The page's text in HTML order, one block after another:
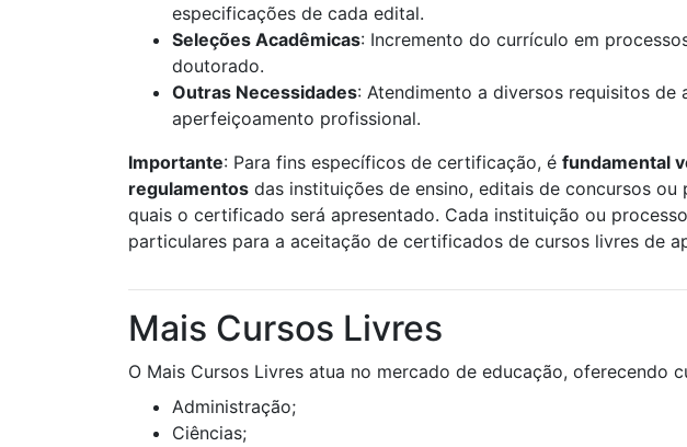
especificações de cada edital.
Seleções Acadêmicas: Incremento do currículo em
doutorado.
Outras Necessidades: Atendimento a diversos requisitos de
aperfeiçoamento profissional.
Importante: Para fins específicos de certificação, é fundamental
regulamentos das instituições de ensino, editais de concursos ou
quais o certificado será apresentado. Cada instituição ou
particulares para a aceitação de certificados de cursos livres de
Mais Cursos Livres
O Mais Cursos Livres atua no mercado de educação, oferecendo
Administração;
Ciências;